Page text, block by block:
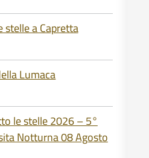
stelle a Capretta
Lumaca
le stelle 2026 – 5°
Notturna 08 Agosto